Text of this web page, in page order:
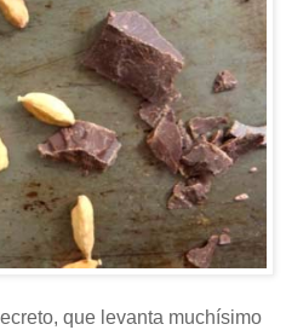
que levanta muchísimo